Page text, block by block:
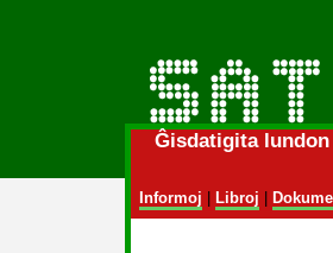
Ĝisdatigita
Informoj Libroj